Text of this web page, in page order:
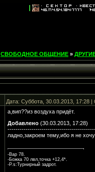
СВОБОДНОЕ ОБЩЕНИЕ »
Дата: Суббота, 30.03.2013, 17:28
а,вип??из воздуха придёт.
Добавлено (30.03.2013, 17:28)
ладно,закроем тему,ибо я не
-Вар 78.
-Божка 70 лвл,точка +12,4*.
-P.s:Турнирный задрот.